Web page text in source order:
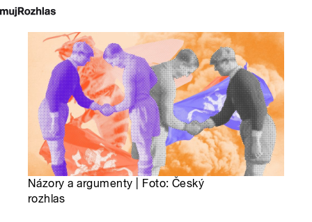
Názory a argumenty | Foto: Český
rozhlas